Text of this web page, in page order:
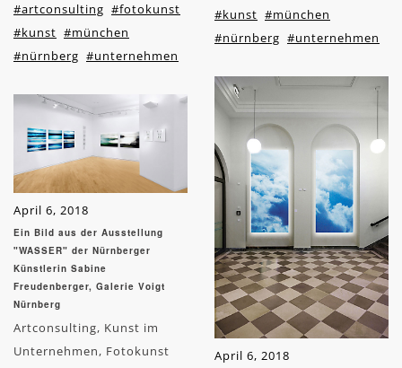
#artconsulting #fotokunst
#kunst #münchen
#nürnberg #unternehmen
April 6, 2018
Ein Bild aus der Ausstellung
"WASSER" der Nürnberger
Künstlerin Sabine
Freudenberger, Galerie Voigt
Nürnberg
Artconsulting, Kunst im
Unternehmen, Fotokunst
#kunst #münchen
#nürnberg #unternehmen
April 6, 2018